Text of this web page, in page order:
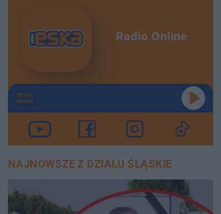
Radio Online
TERAZ
GRAMY
NAJNOWSZE Z DZIAŁU ŚLĄSKIE